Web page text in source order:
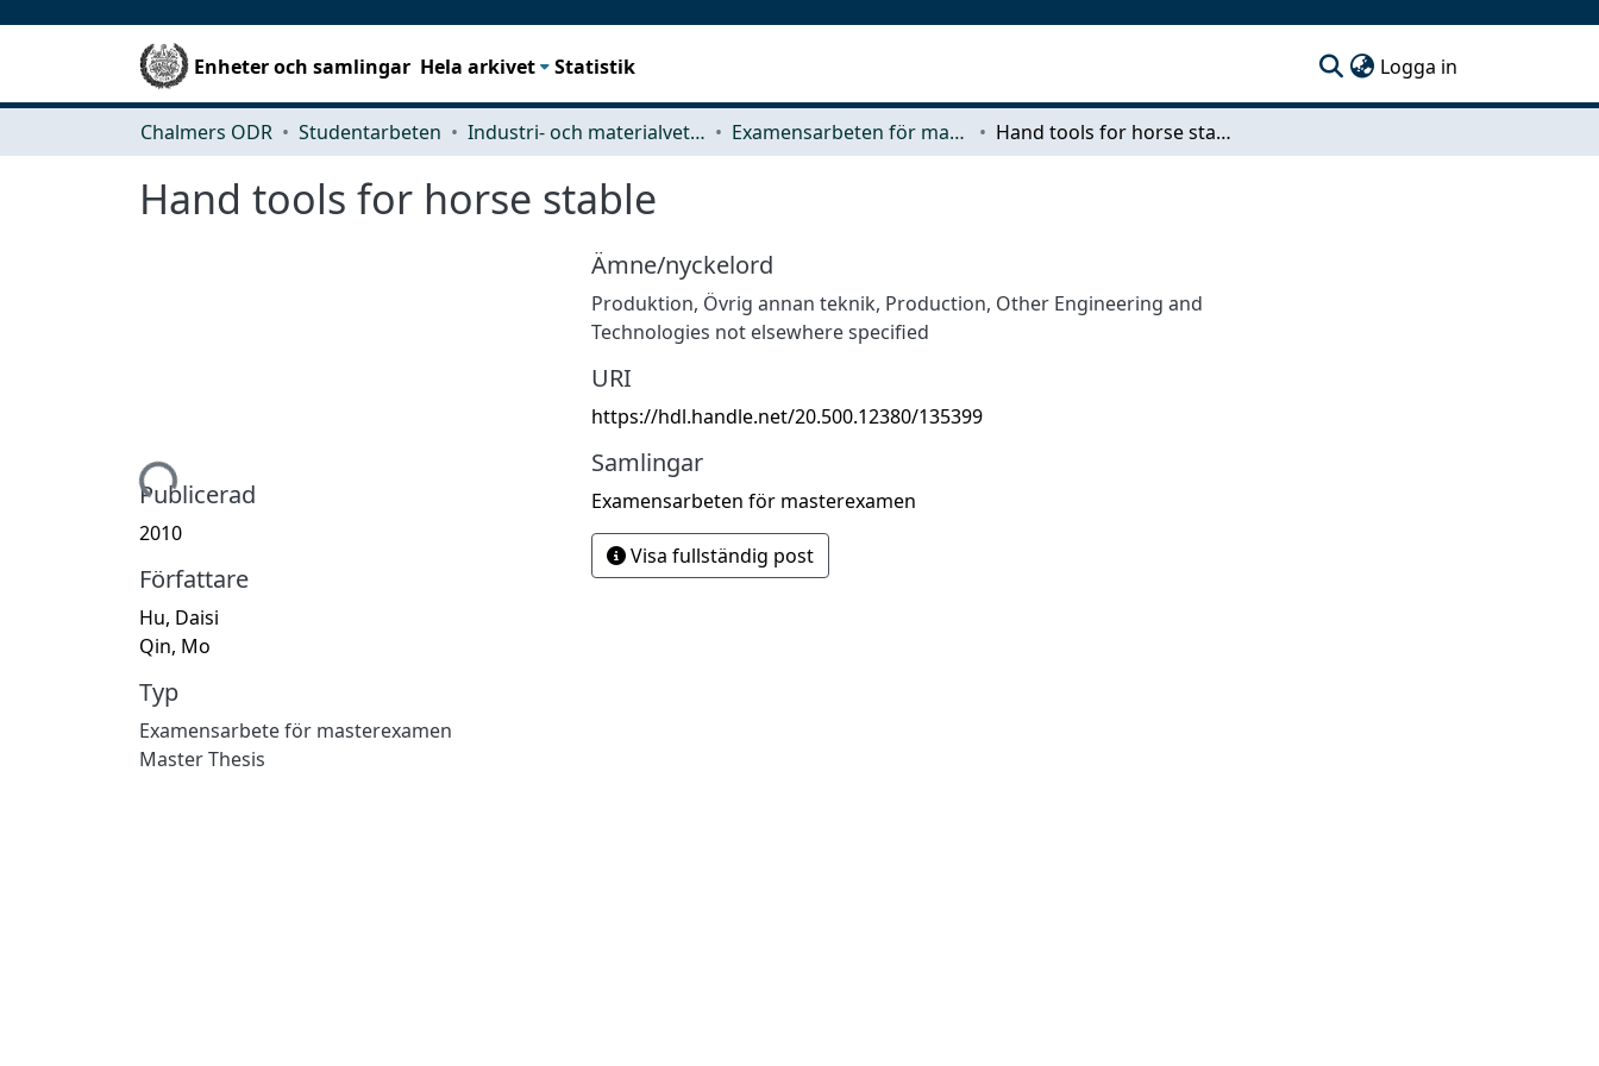
Enheter och samlingar Hela arkivet Statistik Logga in
Chalmers ODR Studentarbeten Industri- och materialvetenskap (IMS) Examensarbeten för masterexamen Hand tools for horse stable
Hand tools for horse stable
Hämtar...
Publicerad
2010
Författare
Hu, Daisi
Qin, Mo
Typ
Examensarbete för masterexamen
Master Thesis
Ämne/nyckelord
Produktion, Övrig annan teknik, Production, Other Engineering and
Technologies not elsewhere specified
URI
https://hdl.handle.net/20.500.12380/135399
Samlingar
Examensarbeten för masterexamen
Visa fullständig post